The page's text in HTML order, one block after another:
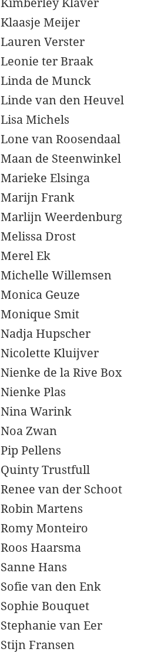
Klaasje Meijer
Lauren Verster
Leonie ter Braak
Linda de Munck
Linde van den Heuvel
Lisa Michels
Lone van Roosendaal
Maan de Steenwinkel
Marieke Elsinga
Marijn Frank
Marlijn Weerdenburg
Melissa Drost
Merel Ek
Michelle Willemsen
Monica Geuze
Monique Smit
Nadja Hupscher
Nicolette Kluijver
Nienke de la Rive Box
Nienke Plas
Nina Warink
Noa Zwan
Pip Pellens
Quinty Trustfull
Renee van der Schoot
Robin Martens
Romy Monteiro
Roos Haarsma
Sanne Hans
Sofie van den Enk
Sophie Bouquet
Stephanie van Eer
Stijn Fransen